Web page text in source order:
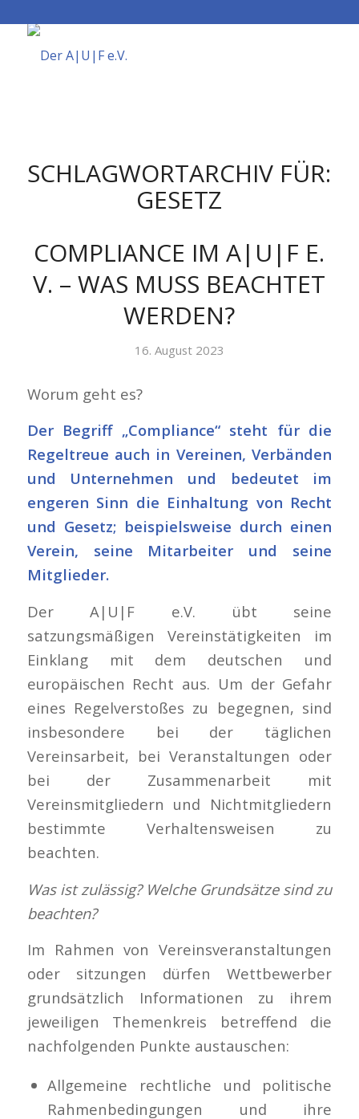
SCHLAGWORTARCHIV FÜR:
GESETZ
COMPLIANCE IM A|U|F E.
V. – WAS MUSS BEACHTET
WERDEN?
16. August 2023
Worum geht es?
Der Begriff „Compliance“ steht für die
Regeltreue auch in Vereinen, Verbänden
und Unternehmen und bedeutet im
engeren Sinn die Einhaltung von Recht
und Gesetz; beispielsweise durch einen
Verein, seine Mitarbeiter und seine
Mitglieder.
Der A|U|F e.V. übt seine
satzungsmäßigen Vereinstätigkeiten im
Einklang mit dem deutschen und
europäischen Recht aus. Um der Gefahr
eines Regelverstoßes zu begegnen, sind
insbesondere bei der täglichen
Vereinsarbeit, bei Veranstaltungen oder
bei der Zusammenarbeit mit
Vereinsmitgliedern und Nichtmitgliedern
bestimmte Verhaltensweisen zu
beachten.
Was ist zulässig? Welche Grundsätze sind zu
beachten?
Im Rahmen von Vereinsveranstaltungen
oder sitzungen dürfen Wettbewerber
grundsätzlich Informationen zu ihrem
jeweiligen Themenkreis betreffend die
nachfolgenden Punkte austauschen:
Allgemeine rechtliche und politische
Rahmenbedingungen und ihre